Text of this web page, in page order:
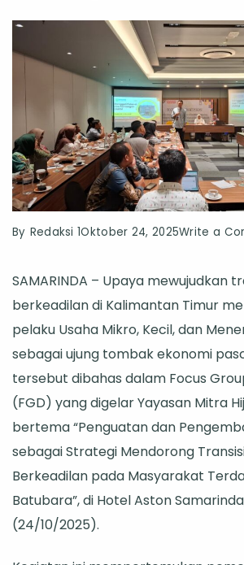
By Redaksi 1Oktober 24, 2025Write a
SAMARINDA – Upaya mewujudkan
berkeadilan di Kalimantan Timur
pelaku Usaha Mikro, Kecil, dan
sebagai ujung tombak ekonomi
tersebut dibahas dalam Focus
(FGD) yang digelar Yayasan Mitra
bertema “Penguatan dan
sebagai Strategi Mendorong
Berkeadilan pada Masyarakat
Batubara”, di Hotel Aston
(24/10/2025).